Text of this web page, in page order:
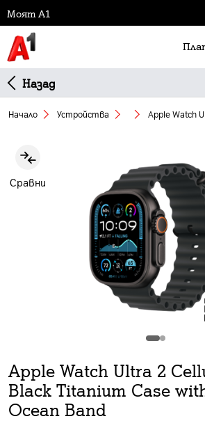
Моят А1
Назад
Начало Устройства Apple Watch
Сравни
Apple Watch Ultra 2
Black Titanium Case
Ocean Band